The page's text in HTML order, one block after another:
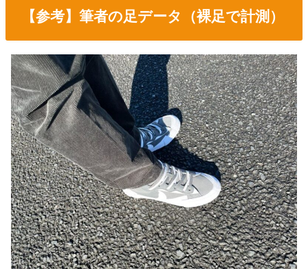
【参考】筆者の足データ（裸足で計測）